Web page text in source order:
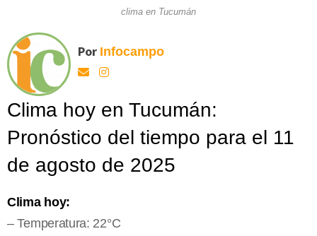
clima en Tucumán
Por Infocampo
Clima hoy en Tucumán:
Pronóstico del tiempo para el 11
de agosto de 2025
Clima hoy:
– Temperatura: 22°C